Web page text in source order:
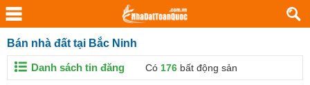
Bán nhà đất tại Bắc Ninh
Danh sách tin đăng Có 176 bất động sản